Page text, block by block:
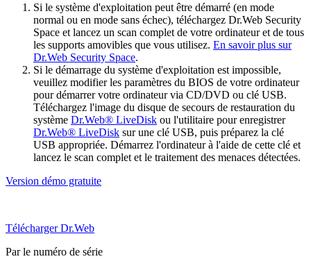
Si le système d'exploitation peut être démarré (en mode
normal ou en mode sans échec), téléchargez Dr.Web Security
Space et lancez un scan complet de votre ordinateur et de tous
les supports amovibles que vous utilisez. En savoir plus sur
Dr.Web Security Space.
Si le démarrage du système d'exploitation est impossible,
veuillez modifier les paramètres du BIOS de votre ordinateur
pour démarrer votre ordinateur via CD/DVD ou clé USB.
Téléchargez l'image du disque de secours de restauration du
système Dr.Web® LiveDisk ou l'utilitaire pour enregistrer
Dr.Web® LiveDisk sur une clé USB, puis préparez la clé
USB appropriée. Démarrez l'ordinateur à l'aide de cette clé et
lancez le scan complet et le traitement des menaces détectées.
Version démo gratuite
Télécharger Dr.Web
Par le numéro de série